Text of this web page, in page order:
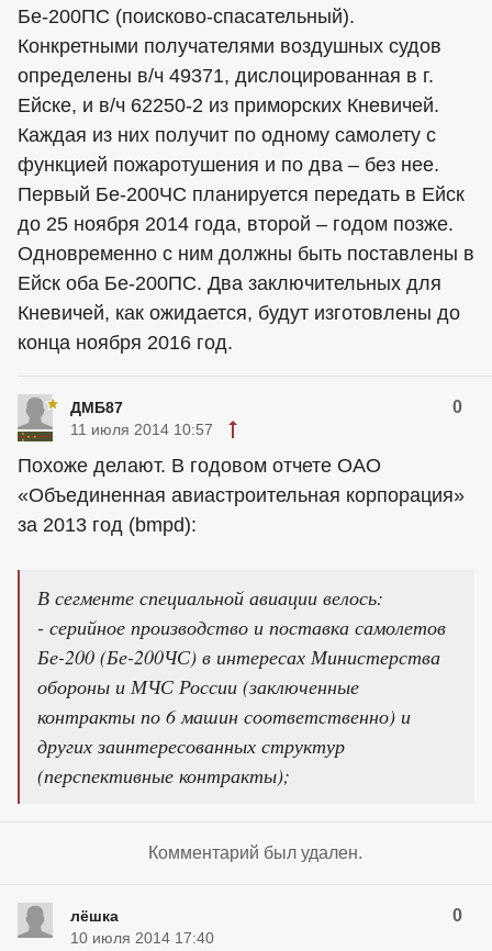
Бе-200ПС (поисково-спасательный).
Конкретными получателями воздушных судов
определены в/ч 49371, дислоцированная в г.
Ейске, и в/ч 62250-2 из приморских Кневичей.
Каждая из них получит по одному самолету с
функцией пожаротушения и по два – без нее.
Первый Бе-200ЧС планируется передать в Ейск
до 25 ноября 2014 года, второй – годом позже.
Одновременно с ним должны быть поставлены в
Ейск оба Бе-200ПС. Два заключительных для
Кневичей, как ожидается, будут изготовлены до
конца ноября 2016 год.
ДМБ87 0
11 июля 2014 10:57
Похоже делают. В годовом отчете ОАО
«Объединенная авиастроительная корпорация»
за 2013 год (bmpd):
В сегменте специальной авиации велось:
- серийное производство и поставка самолетов
Бе-200 (Бе-200ЧС) в интересах Министерства
обороны и МЧС России (заключенные
контракты по 6 машин соответственно) и
других заинтересованных структур
(перспективные контракты);
Комментарий был удален.
лёшка 0
10 июля 2014 17:40